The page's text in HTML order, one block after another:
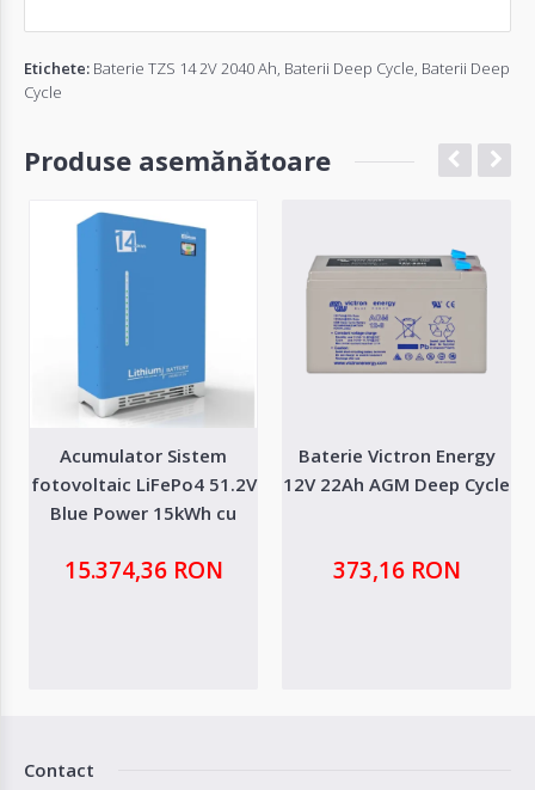
Etichete: Baterie TZS 14 2V 2040 Ah Baterii Deep Cycle Baterii Deep
Cycle
Produse asemănătoare
Acumulator Sistem
fotovoltaic LiFePo4 51.2V
Blue Power 15kWh cu
15.374,36 RON
Baterie Victron Energy
12V 22Ah AGM Deep Cycle
373,16 RON
Contact